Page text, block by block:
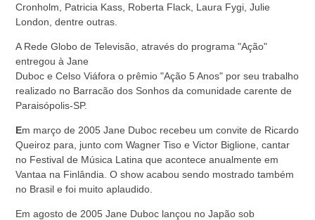
Cronholm, Patricia Kass, Roberta Flack, Laura Fygi, Julie
London, dentre outras.
A Rede Globo de Televisão, através do programa "Ação"
entregou à Jane
Duboc e Celso Viáfora o prêmio "Ação 5 Anos" por seu trabalho
realizado no Barracão dos Sonhos da comunidade carente de
Paraisópolis-SP.
Em março de 2005 Jane Duboc recebeu um convite de Ricardo
Queiroz para, junto com Wagner Tiso e Victor Biglione, cantar
no Festival de Música Latina que acontece anualmente em
Vantaa na Finlândia. O show acabou sendo mostrado também
no Brasil e foi muito aplaudido.
Em agosto de 2005 Jane Duboc lançou no Japão sob